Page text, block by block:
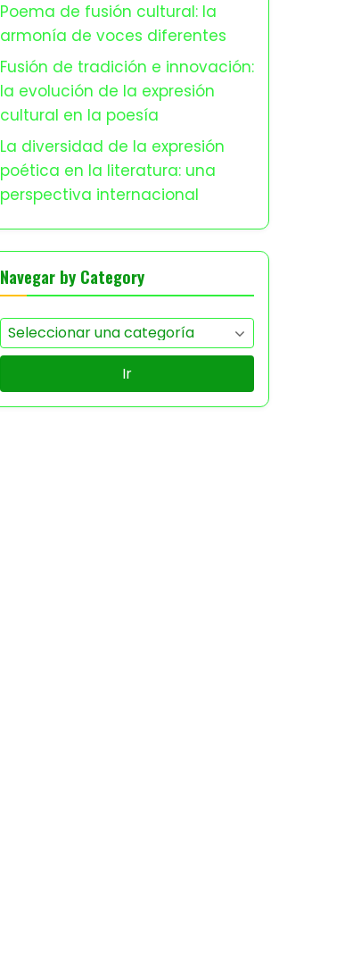
Poema de fusión cultural: la
armonía de voces diferentes
Fusión de tradición e innovación:
la evolución de la expresión
cultural en la poesía
La diversidad de la expresión
poética en la literatura: una
perspectiva internacional
Navegar by Category
Ir